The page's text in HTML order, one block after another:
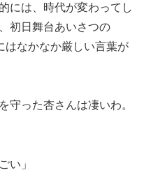
には、時代が変わってし
初日舞台あいさつの
はなかなか厳しい言葉が
守った杏さんは凄いわ。
い」